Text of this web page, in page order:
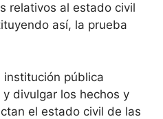
relativos al estado civil
así, la prueba
institución pública
divulgar los hechos y
el estado civil de las